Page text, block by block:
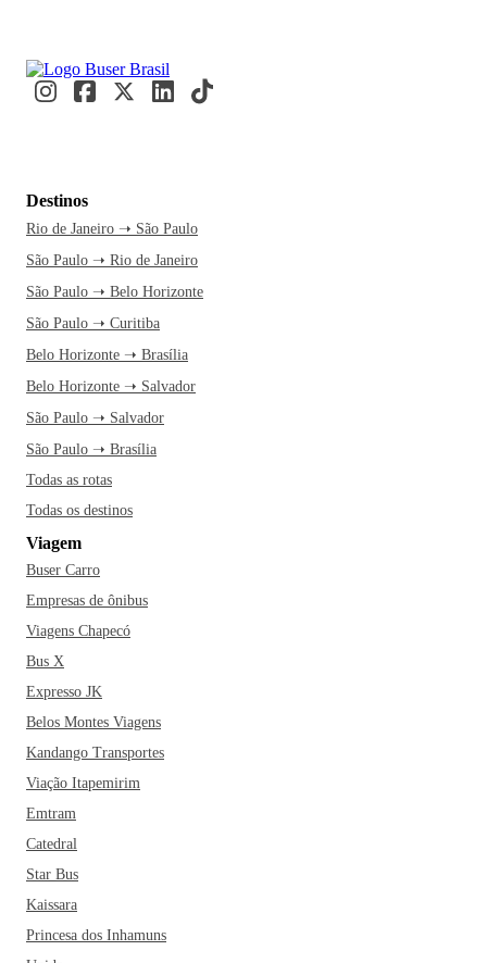
Destinos
Rio de Janeiro ➝ São Paulo
São Paulo ➝ Rio de Janeiro
São Paulo ➝ Belo Horizonte
São Paulo ➝ Curitiba
Belo Horizonte ➝ Brasília
Belo Horizonte ➝ Salvador
São Paulo ➝ Salvador
São Paulo ➝ Brasília
Todas as rotas
Todas os destinos
Viagem
Buser Carro
Empresas de ônibus
Viagens Chapecó
Bus X
Expresso JK
Belos Montes Viagens
Kandango Transportes
Viação Itapemirim
Emtram
Catedral
Star Bus
Kaissara
Princesa dos Inhamuns